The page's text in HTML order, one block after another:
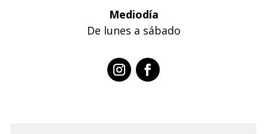
Mediodía
De lunes a sábado